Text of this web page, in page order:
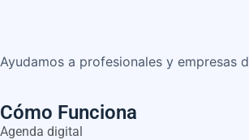
Ayudamos a profesionales y empresas
Cómo Funciona
Agenda digital